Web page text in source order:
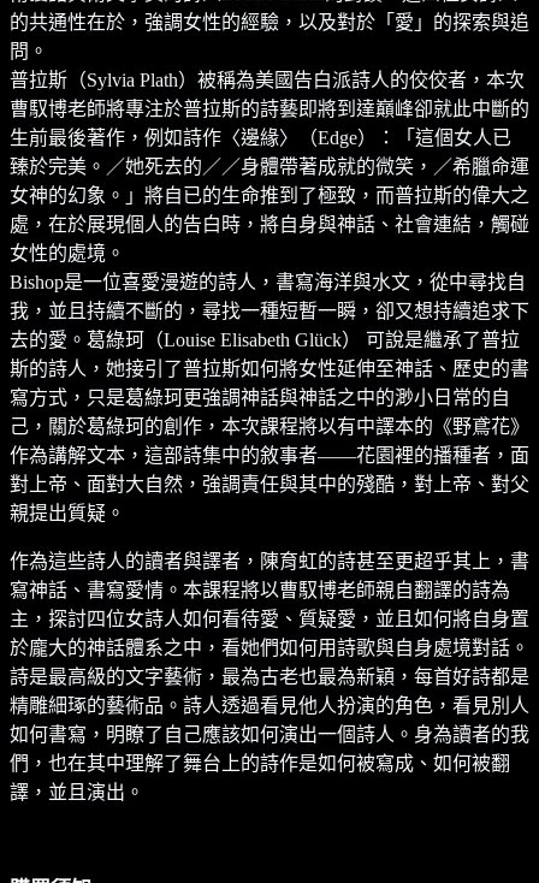
的共通性在於，強調女性的經驗，以及對於「愛」的探索與追
問。
普拉斯（Sylvia Plath）被稱為美國告白派詩人的佼佼者，本次
曹馭博老師將專注於普拉斯的詩藝即將到達巔峰卻就此中斷的
生前最後著作，例如詩作〈邊緣〉（Edge）：「這個女人已
臻於完美。／她死去的／／身體帶著成就的微笑，／希臘命運
女神的幻象。」將自已的生命推到了極致，而普拉斯的偉大之
處，在於展現個人的告白時，將自身與神話、社會連結，觸碰
女性的處境。
Bishop是一位喜愛漫遊的詩人，書寫海洋與水文，從中尋找自
我，並且持續不斷的，尋找一種短暫一瞬，卻又想持續追求下
去的愛。葛綠珂（Louise Elisabeth Glück） 可說是繼承了普拉
斯的詩人，她接引了普拉斯如何將女性延伸至神話、歷史的書
寫方式，只是葛綠珂更強調神話與神話之中的渺小日常的自
己，關於葛綠珂的創作，本次課程將以有中譯本的《野鳶花》
作為講解文本，這部詩集中的敘事者——花園裡的播種者，面
對上帝、面對大自然，強調責任與其中的殘酷，對上帝、對父
親提出質疑。
作為這些詩人的讀者與譯者，陳育虹的詩甚至更超乎其上，書
寫神話、書寫愛情。本課程將以曹馭博老師親自翻譯的詩為
主，探討四位女詩人如何看待愛、質疑愛，並且如何將自身置
於龐大的神話體系之中，看她們如何用詩歌與自身處境對話。
詩是最高級的文字藝術，最為古老也最為新穎，每首好詩都是
精雕細琢的藝術品。詩人透過看見他人扮演的角色，看見別人
如何書寫，明瞭了自己應該如何演出一個詩人。身為讀者的我
們，也在其中理解了舞台上的詩作是如何被寫成、如何被翻
譯，並且演出。